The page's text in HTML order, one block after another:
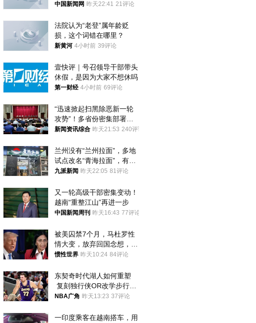
中国新闻网 昨天22:41 21评论
法院认为“老登”属年龄贬
损，这个词错在哪里？
新黄河 4小时前 39评论
壹快评｜号召领导干部带头
休假，是因为大家不想休吗
第一财经 4小时前 69评论
“迅速掀起扫黑除恶新一轮
攻势”！多省份密集部署，
公布举报方式
新闻资讯综合 昨天21:53 240评论
兰州没有“兰州拉面”，多地
试点改名“青海拉面”，有商
家改名已两年
九派新闻 昨天22:05 81评论
又一轮高级干部密集变动！
越南“重整江山”再进一步
中国新闻周刊 昨天16:43 77评论
被美囚禁7个月，马杜罗性
情大变，放弃回国念想，最
后嘱托已公开
惯性世界 昨天10:24 84评论
东契奇时代湖人如何重塑
复刻独行侠OR改学步行
者？
NBA广角 昨天13:23 37评论
一印度乘客在越南搭车，用